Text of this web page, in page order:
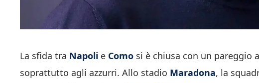
La sfida tra Napoli e Como si è chiusa con un pareggio
soprattutto agli azzurri. Allo stadio Maradona, la